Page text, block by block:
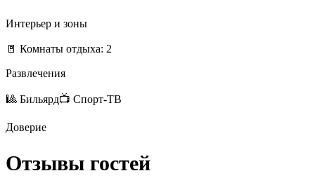
Интерьер и зоны
🚪 Комнаты отдыха: 2
Развлечения
🎱 Бильярд📺 Спорт-ТВ
Доверие
Отзывы гостей